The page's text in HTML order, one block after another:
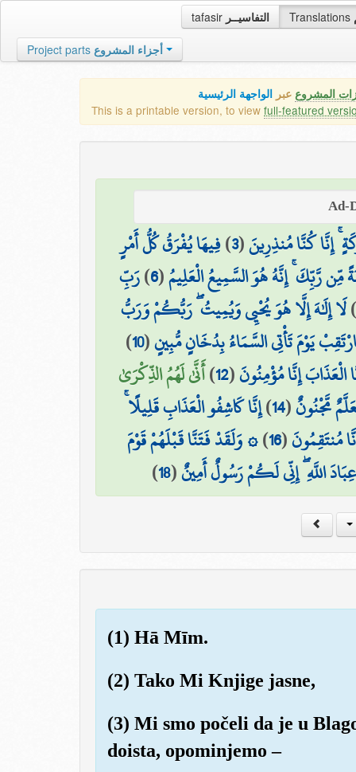
tafasir التفاسيــر Translations
Project parts أجزاء المشروع
المشروع عبر الواجهة الرئيسية
This is a printable version, to view full-featured
إِنَّا كُنَّا مُنذِرِينَ(
3
)فِيهَا يُفْرَقُ كُلُّ أَمْرٍ
مِّن رَّبِّكَ ۚ إِنَّهُ هُوَ السَّمِيعُ الْعَلِيمُ(
6
)رَبِّ
)لَا إِلَٰهَ إِلَّا هُوَ يُحْيِي وَيُمِيتُ ۖ رَبُّكُمْ وَرَبُّ
يَوْمَ تَأْتِي السَّمَاءُ بِدُخَانٍ مُّبِينٍ(
10
)
إِنَّا مُؤْمِنُونَ(
12
)أَنَّىٰ لَهُمُ الذِّكْرَىٰ
مَّجْنُونٌ(
14
)إِنَّا كَاشِفُو الْعَذَابِ قَلِيلًا ۚ
مُنتَقِمُونَ(
16
)۞ وَلَقَدْ فَتَنَّا قَبْلَهُمْ قَوْمَ
اللَّهِ ۖ إِنِّي لَكُمْ رَسُولٌ أَمِينٌ(
18
)
(1) Hā Mīm.
(2) Tako Mi Knjige jasne,
(3) Mi smo počeli da je u
doista, opominjemo –